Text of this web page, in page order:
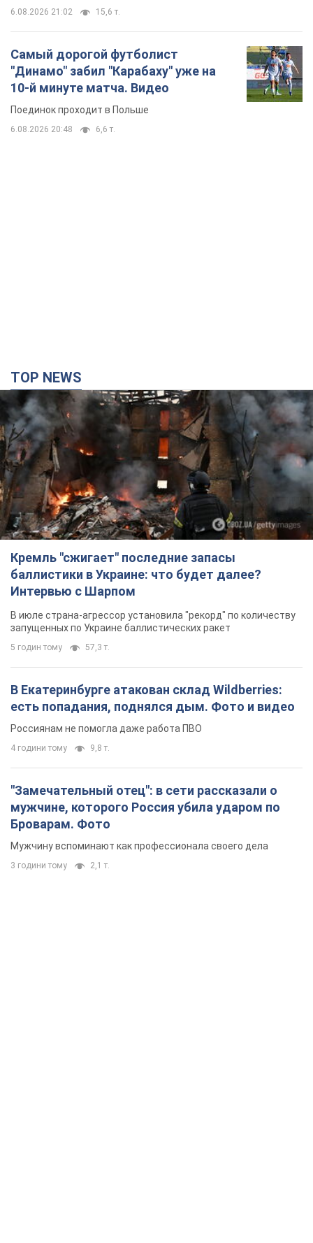
6.08.2026 21:02 15,6 т.
Самый дорогой футболист
"Динамо" забил "Карабаху" уже на
10-й минуте матча. Видео
Поединок проходит в Польше
6.08.2026 20:48 6,6 т.
TOP NEWS
Кремль "сжигает" последние запасы
баллистики в Украине: что будет далее?
Интервью с Шарпом
В июле страна-агрессор установила "рекорд" по количеству
запущенных по Украине баллистических ракет
5 годин тому 57,3 т.
В Екатеринбурге атакован склад Wildberries:
есть попадания, поднялся дым. Фото и видео
Россиянам не помогла даже работа ПВО
4 години тому 9,8 т.
"Замечательный отец": в сети рассказали о
мужчине, которого Россия убила ударом по
Броварам. Фото
Мужчину вспоминают как профессионала своего дела
3 години тому 2,1 т.